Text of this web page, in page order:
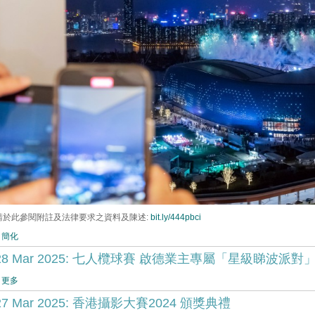
於此參閱附註及法律要求之資料及陳述: bit.ly/444pbci
化
Mar 2025: 七人欖球賽 啟德業主專屬「星級睇波派對
多
Mar 2025: 香港攝影大賽2024 頒獎典禮